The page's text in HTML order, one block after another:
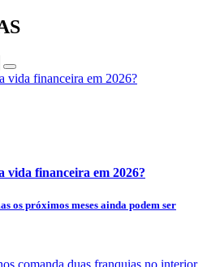
vida financeira em 2026?
os próximos meses ainda podem ser